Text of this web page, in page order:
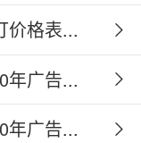
价格表...
年广告...
年广告...